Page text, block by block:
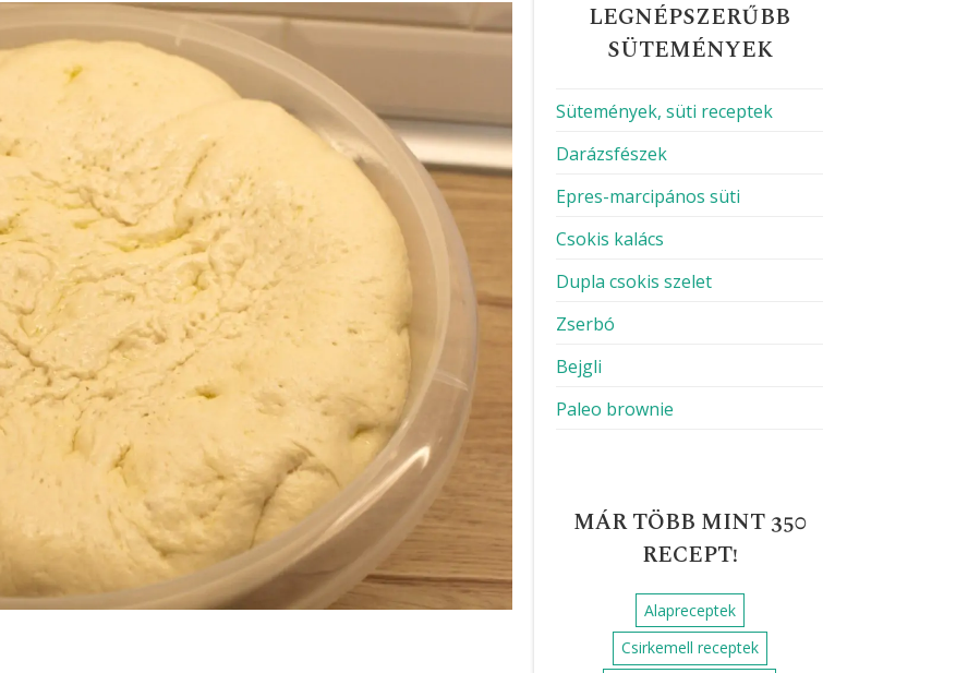
LEGNÉPSZERŰBB
SÜTEMÉNYEK
Sütemények, süti receptek
Darázsfészek
Epres-marcipános süti
Csokis kalács
Dupla csokis szelet
Zserbó
Bejgli
Paleo brownie
MÁR TÖBB MINT 350
RECEPT!
Alapreceptek
Csirkemell receptek